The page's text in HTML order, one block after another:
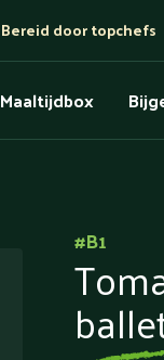
Bereid door topchefs
Maaltijdbox
#B1